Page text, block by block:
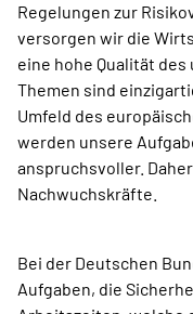
Regelungen zur
versorgen wir die
eine hohe Qualität
Themen sind
Umfeld des
werden unsere
anspruchsvoller.
Nachwuchskräfte.
Bei der Deutschen
Aufgaben, die